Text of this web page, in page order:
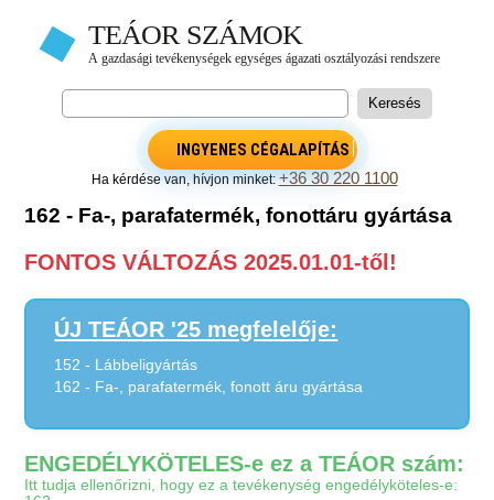
INGYENES CÉGALAPÍTÁS
Ha kérdése van, hívjon minket:+36 30 220 1100
162 - Fa-, parafatermék, fonottáru gyártása
FONTOS VÁLTOZÁS 2025.01.01-től!
ÚJ TEÁOR '25 megfelelője:
152 - Lábbeligyártás
162 - Fa-, parafatermék, fonott áru gyártása
ENGEDÉLYKÖTELES-e ez a TEÁOR szám:
Itt tudja ellenőrizni, hogy ez a tevékenység engedélyköteles-e: